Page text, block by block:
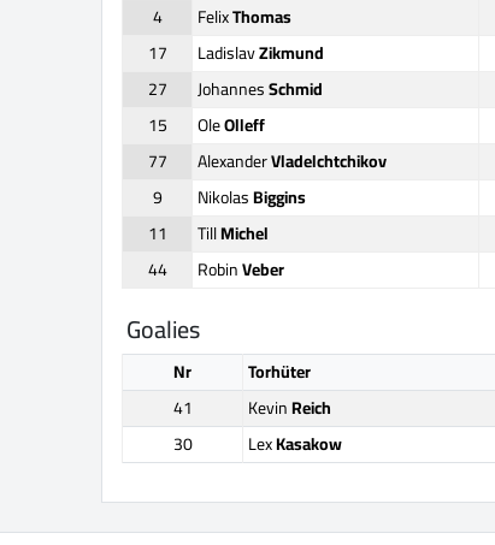
4
FelixThomas
17
LadislavZikmund
27
JohannesSchmid
15
OleOlleff
77
AlexanderVladelchtchikov
9
NikolasBiggins
11
TillMichel
44
RobinVeber
Goalies
Nr Torhüter
41
KevinReich
30
LexKasakow